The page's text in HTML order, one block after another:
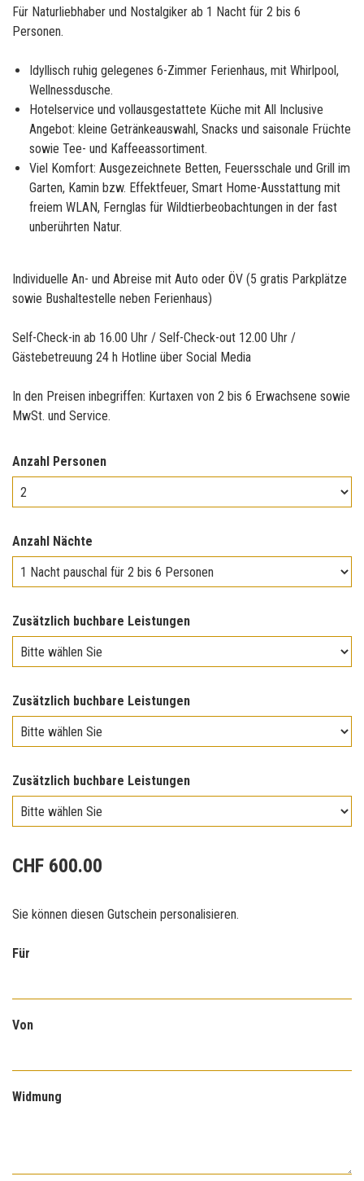
Für Naturliebhaber und Nostalgiker ab 1 Nacht für 2 bis 6
Personen.
Idyllisch ruhig gelegenes 6-Zimmer Ferienhaus, mit Whirlpool,
Wellnessdusche.
Hotelservice und vollausgestattete Küche mit All Inclusive
Angebot: kleine Getränkeauswahl, Snacks und saisonale Früchte
sowie Tee- und Kaffeeassortiment.
Viel Komfort: Ausgezeichnete Betten, Feuersschale und Grill im
Garten, Kamin bzw. Effektfeuer, Smart Home-Ausstattung mit
freiem WLAN, Fernglas für Wildtierbeobachtungen in der fast
unberührten Natur.
Individuelle An- und Abreise mit Auto oder ÖV (5 gratis Parkplätze
sowie Bushaltestelle neben Ferienhaus)
Self-Check-in ab 16.00 Uhr / Self-Check-out 12.00 Uhr /
Gästebetreuung 24 h Hotline über Social Media
In den Preisen inbegriffen: Kurtaxen von 2 bis 6 Erwachsene sowie
MwSt. und Service.
Anzahl Personen
Anzahl Nächte
Zusätzlich buchbare Leistungen
Zusätzlich buchbare Leistungen
Zusätzlich buchbare Leistungen
CHF 600.00
Sie können diesen Gutschein personalisieren.
Für
Von
Widmung